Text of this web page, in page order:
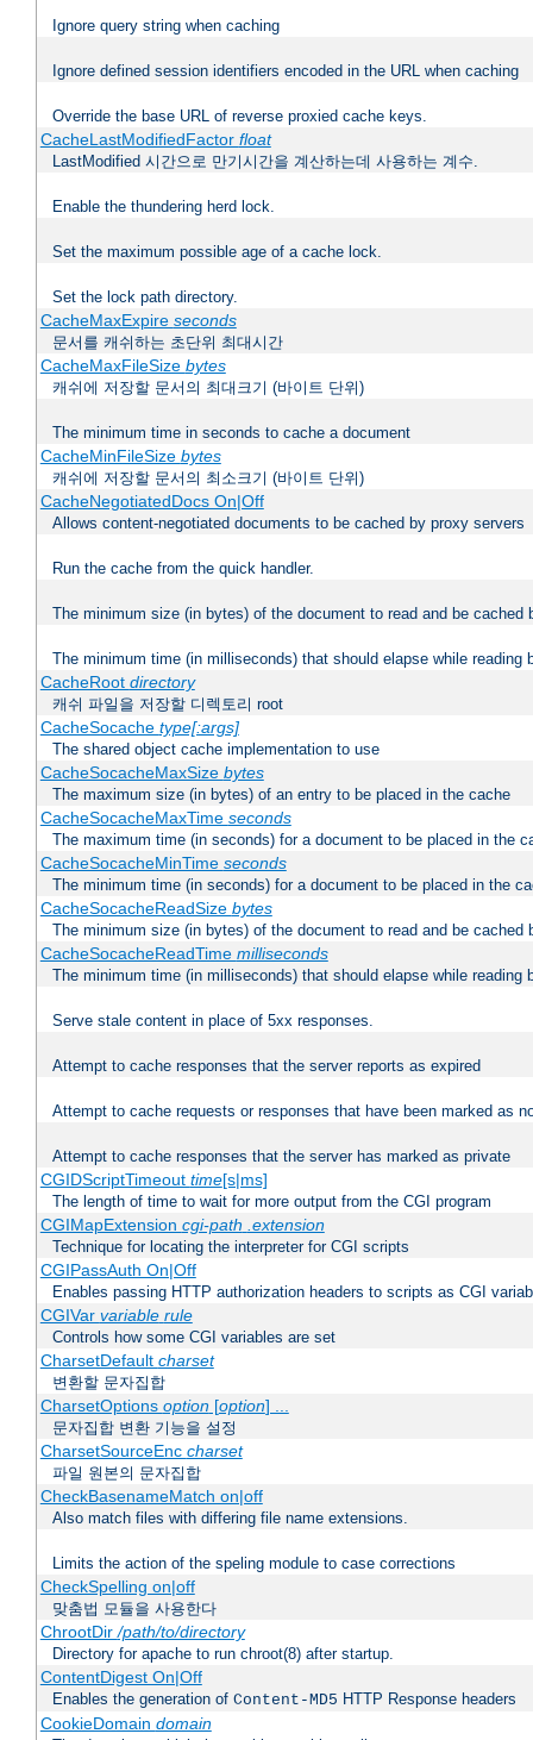
Ignore query string when caching
Ignore defined session identifiers encoded in the URL when caching
Override the base URL of reverse proxied cache keys.
CacheLastModifiedFactor float
LastModified 시간으로 만기시간을 계산하는데 사용하는 계수.
Enable the thundering herd lock.
Set the maximum possible age of a cache lock.
Set the lock path directory.
CacheMaxExpire seconds
문서를 캐쉬하는 초단위 최대시간
CacheMaxFileSize bytes
캐쉬에 저장할 문서의 최대크기 (바이트 단위)
The minimum time in seconds to cache a document
CacheMinFileSize bytes
캐쉬에 저장할 문서의 최소크기 (바이트 단위)
CacheNegotiatedDocs On|Off
Allows content-negotiated documents to be cached by proxy servers
Run the cache from the quick handler.
The minimum size (in bytes) of the document to read and be cached
The minimum time (in milliseconds) that should elapse while reading
CacheRoot directory
캐쉬 파일을 저장할 디렉토리 root
CacheSocache type[:args]
The shared object cache implementation to use
CacheSocacheMaxSize bytes
The maximum size (in bytes) of an entry to be placed in the cache
CacheSocacheMaxTime seconds
The maximum time (in seconds) for a document to be placed in the
CacheSocacheMinTime seconds
The minimum time (in seconds) for a document to be placed in the
CacheSocacheReadSize bytes
The minimum size (in bytes) of the document to read and be cached
CacheSocacheReadTime milliseconds
The minimum time (in milliseconds) that should elapse while reading
Serve stale content in place of 5xx responses.
Attempt to cache responses that the server reports as expired
Attempt to cache requests or responses that have been marked as
Attempt to cache responses that the server has marked as private
CGIDScriptTimeout time[s|ms]
The length of time to wait for more output from the CGI program
CGIMapExtension cgi-path .extension
Technique for locating the interpreter for CGI scripts
CGIPassAuth On|Off
Enables passing HTTP authorization headers to scripts as CGI
CGIVar variable rule
Controls how some CGI variables are set
CharsetDefault charset
변환할 문자집합
CharsetOptions option[option] ...
문자집합 변환 기능을 설정
CharsetSourceEnc charset
파일 원본의 문자집합
CheckBasenameMatch on|off
Also match files with differing file name extensions.
Limits the action of the speling module to case corrections
CheckSpelling on|off
맞춤법 모듈을 사용한다
ChrootDir/path/to/directory
Directory for apache to run chroot(8) after startup.
ContentDigest On|Off
Enables the generation of Content-MD5 HTTP Response headers
CookieDomain domain